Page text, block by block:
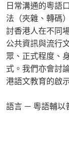
日常溝通的粵語
法（夾雜、轉碼
討香港人在不同
公共資訊與流行
眾、正式程度、
式。我們亦會討
港語文教育的啟
語言 － 粵語輔以